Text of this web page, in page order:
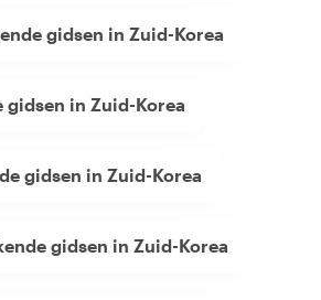
gidsen in Zuid-Korea
gidsen in Zuid-Korea
gidsen in Zuid-Korea
gidsen in Zuid-Korea